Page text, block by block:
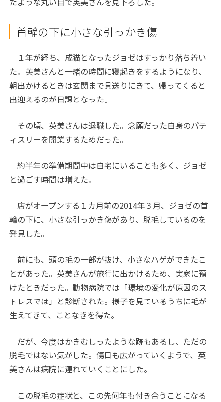
首輪の下に小さな引っかき傷
１年が経ち、成猫となったジョゼはすっかり落ち着い
た。英美さんと一緒の時間に寝起きをするようになり、
朝出かけるときは玄関まで見送りにきて、帰ってくると
出迎えるのが日課となった。
その頃、英美さんは退職した。念願だった自身のパテ
ィスリーを開業するためだった。
約半年の準備期間中は自宅にいることも多く、ジョゼ
と過ごす時間は増えた。
店がオープンする１カ月前の2014年３月、ジョゼの首
輪の下に、小さな引っかき傷があり、脱毛しているのを
発見した。
前にも、頭の毛の一部が抜け、小さなハゲができたこ
とがあった。英美さんが旅行に出かけるため、実家に預
けたときだった。動物病院では「環境の変化が原因のス
トレスでは」と診断された。様子を見ているうちに毛が
生えてきて、ことなきを得た。
だが、今度はかきむしったような跡もあるし、ただの
脱毛ではない気がした。傷口も広がっていくようで、英
美さんは病院に連れていくことにした。
この脱毛の症状と、この先何年も付き合うことになる